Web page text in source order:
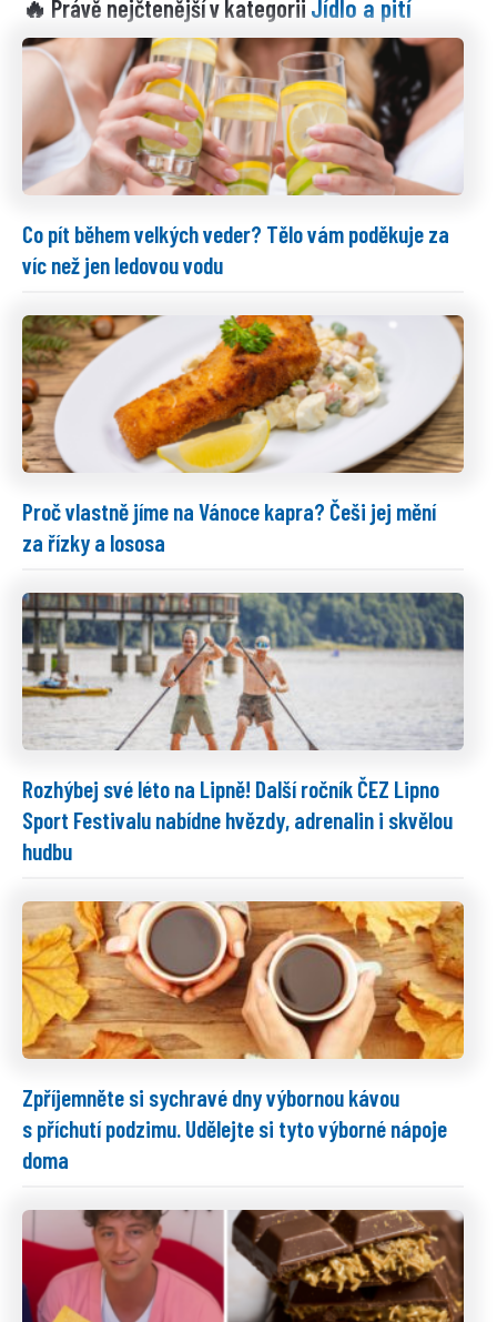
🔥 Právě nejčtenější v kategorii Jídlo a pití
Co pít během velkých veder? Tělo vám poděkuje za
víc než jen ledovou vodu
Proč vlastně jíme na Vánoce kapra? Češi jej mění
za řízky a lososa
Rozhýbej své léto na Lipně! Další ročník ČEZ Lipno
Sport Festivalu nabídne hvězdy, adrenalin i skvělou
hudbu
Zpříjemněte si sychravé dny výbornou kávou
s příchutí podzimu. Udělejte si tyto výborné nápoje
doma